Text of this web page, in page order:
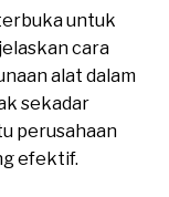
untuk
cara
alat dalam
sekadar
perusahaan
efektif.